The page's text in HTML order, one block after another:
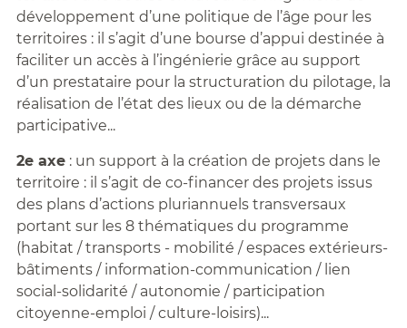
développement d’une politique de l’âge pour les
territoires : il s’agit d’une bourse d’appui destinée à
faciliter un accès à l’ingénierie grâce au support
d’un prestataire pour la structuration du pilotage, la
réalisation de l’état des lieux ou de la démarche
participative...
2e axe: un support à la création de projets dans le
territoire : il s’agit de co-financer des projets issus
des plans d’actions pluriannuels transversaux
portant sur les 8 thématiques du programme
(habitat / transports - mobilité / espaces extérieurs-
bâtiments / information-communication / lien
social-solidarité / autonomie / participation
citoyenne-emploi / culture-loisirs)...